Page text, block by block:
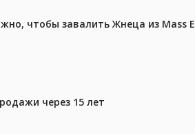
чтобы завалить Жнеца из Mass
через 15 лет